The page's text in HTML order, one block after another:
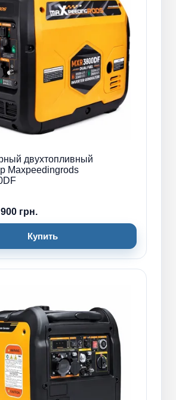
двухтопливный
Maxpeedingrods
грн.
Купить